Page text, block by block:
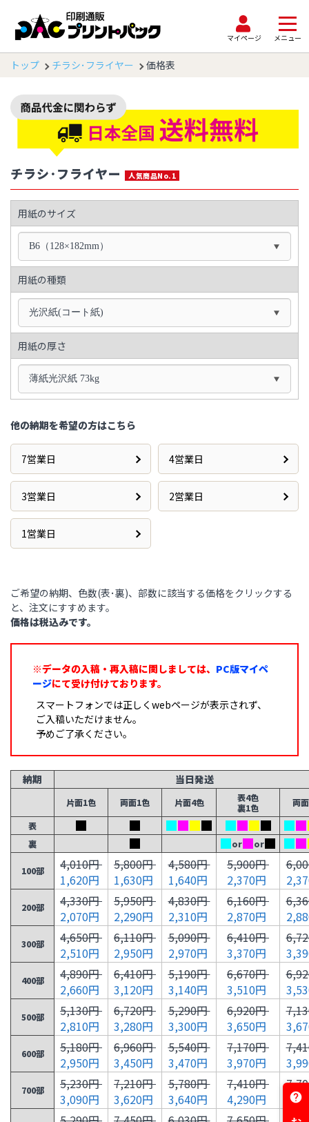
マイページ メニュー
トップ チラシ･フライヤー 価格表
チラシ･フライヤー 人気商品No.1
用紙のサイズ
B6（128×182mm）
用紙の種類
光沢紙(コート紙)
用紙の厚さ
薄紙光沢紙 73kg
他の納期を希望の方はこちら
7営業日 4営業日
3営業日 2営業日
1営業日
ご希望の納期、色数(表･裏)、部数に該当する価格をクリックする
と、注文にすすめます。
価格は税込みです。
※データの入稿・再入稿に関しましては、 PC版マイペ
ージにて受け付けております。
スマートフォンでは正しくwebページが表示されず、
ご入稿いただけません。
予めご了承ください。
納期 当日発送
片面1色 両面1色 片面4色
表4色
裏1色
両
表
裏
or or
100部
4,010円
1,620円
5,800円
1,630円
4,580円
1,640円
5,900円
2,370円
200部
4,330円
2,070円
5,950円
2,290円
4,830円
2,310円
6,160円
2,870円
300部
4,650円
2,510円
6,110円
2,950円
5,090円
2,970円
6,410円
3,370円
400部
4,890円
2,660円
6,410円
3,120円
5,190円
3,140円
6,670円
3,510円
500部
5,130円
2,810円
6,720円
3,280円
5,290円
3,300円
6,920円
3,650円
600部
5,180円
2,950円
6,960円
3,450円
5,540円
3,470円
7,170円
3,970円
700部
5,230円
3,090円
7,210円
3,620円
5,780円
3,640円
7,410円
4,290円